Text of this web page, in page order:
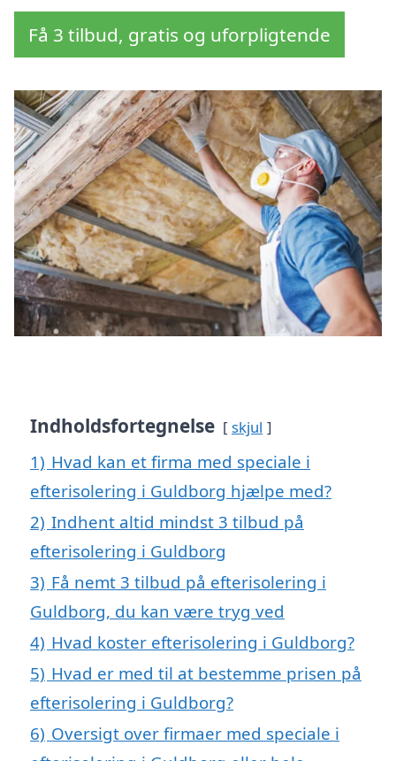
Få 3 tilbud, gratis og uforpligtende
Indholdsfortegnelse skjul
1) Hvad kan et firma med speciale i
efterisolering i Guldborg hjælpe med?
2) Indhent altid mindst 3 tilbud på
efterisolering i Guldborg
3) Få nemt 3 tilbud på efterisolering i
Guldborg, du kan være tryg ved
4) Hvad koster efterisolering i Guldborg?
5) Hvad er med til at bestemme prisen på
efterisolering i Guldborg?
6) Oversigt over firmaer med speciale i